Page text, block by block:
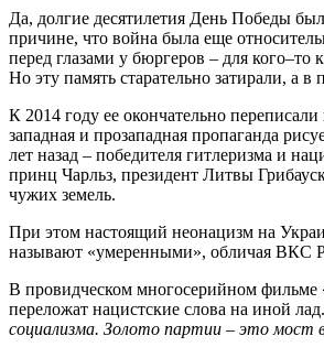
Да, долгие десятилетия День Победы
причине, что война была еще
перед глазами у бюргеров – для
Но эту память старательно затирали, а
К 2014 году ее окончательно
западная и прозападная пропаганда
лет назад – победителя гитлеризма и
принц Чарльз, президент Литвы
чужих земель.
При этом настоящий неонацизм на
называют «умеренными», обличая ВКС
В провидческом многосерийном фильме
переложат нацистские слова на иной лад.
социализма. Золото партии – это мост